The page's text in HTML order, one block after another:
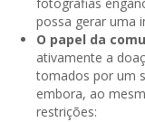
possa gerar uma
O papel da
ativamente a
tomados por um
embora, ao
restrições: